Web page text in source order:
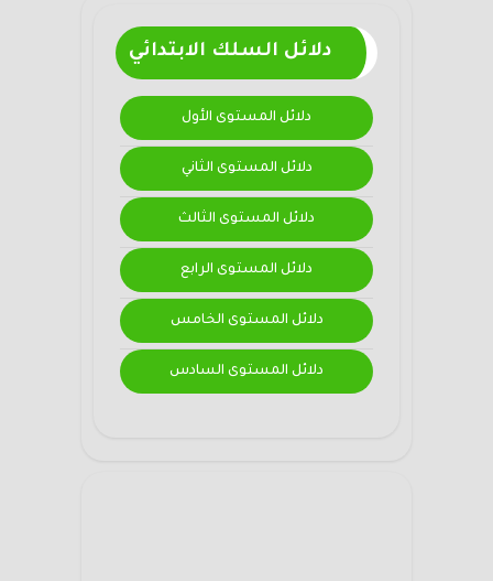
دلائل السلك الابتدائي
دلائل المستوى الأول
دلائل المستوى الثاني
دلائل المستوى الثالث
دلائل المستوى الرابع
دلائل المستوى الخامس
دلائل المستوى السادس